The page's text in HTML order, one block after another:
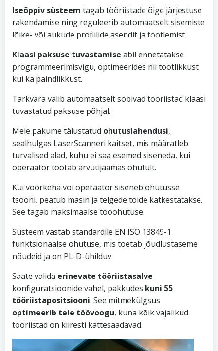
Iseõppiv süsteem tagab tööriistade õige järjestuse
rakendamise ning reguleerib automaatselt sisemiste
lõike- või aukude profiilide asendit ja töötlemist.
Klaasi paksuse tuvastamise abil ennetatakse
programmeerimisvigu, optimeerides nii tootlikkust
kui ka paindlikkust.
Tarkvara valib automaatselt sobivad tööriistad klaasi
tuvastatud paksuse põhjal.
Meie pakume täiustatud ohutuslahendusi,
sealhulgas LaserScanneri kaitset, mis määratleb
turvalised alad, kuhu ei saa esemed siseneda, kui
operaator töötab arvutijaamas ohutult.
Kui võõrkeha või operaator siseneb ohutusse
tsooni, peatub masin ja telgede toide katkestatakse.
See tagab maksimaalse tööohutuse.
Süsteem vastab standardile EN ISO 13849-1
funktsionaalse ohutuse, mis toetab jõudlustaseme
nõudeid ja on PL-D-ühilduv
Saate valida erinevate tööriistasalve
konfiguratsioonide vahel, pakkudes kuni 55
tööriistapositsiooni. See mitmekülgsus
optimeerib teie töövoogu, kuna kõik vajalikud
tööriistad on kiiresti kättesaadavad.